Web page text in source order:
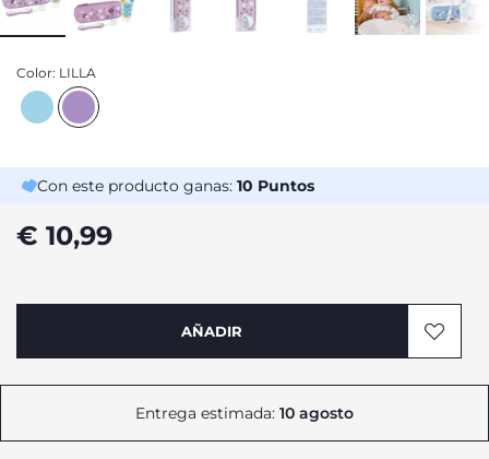
Color: LILLA
Con este producto ganas: 10 Puntos
€ 10,99
AÑADIR
Entrega estimada: 10 agosto